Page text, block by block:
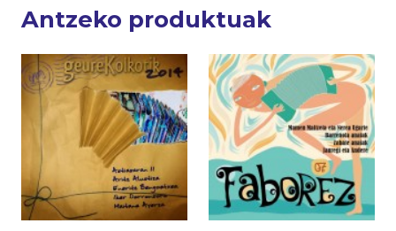
Antzeko produktuak